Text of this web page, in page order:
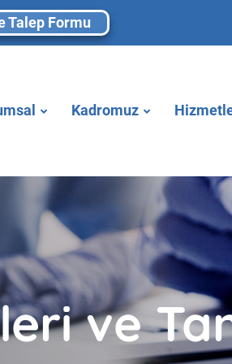
Talep Formu
Kadromuz
ve